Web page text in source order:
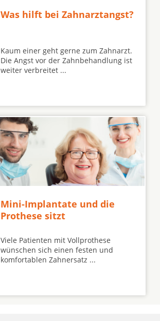
Was hilft bei Zahnarztangst?
Kaum einer geht gerne zum Zahnarzt.
Die Angst vor der Zahnbehandlung ist
weiter verbreitet ...
Mini-Implantate und die
Prothese sitzt
Viele Patienten mit Vollprothese
wünschen sich einen festen und
komfortablen Zahnersatz ...